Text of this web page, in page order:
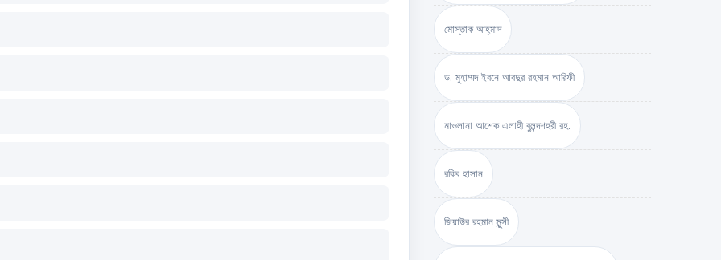
মোস্তাক আহ্‌মাদ
ড. মুহাম্মদ ইবনে আবদুর রহমান আরিফী
মাওলানা আশেক এলাহী বুলন্দশহরী রহ.
রকিব হাসান
জিয়াউর রহমান মুন্সী